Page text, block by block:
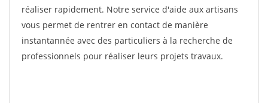
réaliser rapidement. Notre service d'aide aux artisans
vous permet de rentrer en contact de manière
instantannée avec des particuliers à la recherche de
professionnels pour réaliser leurs projets travaux.